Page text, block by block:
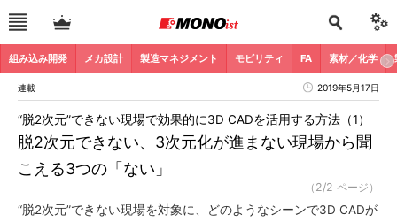
組み込み開発 メカ設計 製造マネジメント モビリティ FA 素材／化学
連載 2019年5月17日
脱2次元できない、3次元化が進まない現場から聞
こえる3つの「ない」
“脱2次元”できない現場で効果的に3D CADを活用する方法（1）
（2/2 ページ）
“脱2次元”できない現場を対象に、どのようなシーンで3D CADが